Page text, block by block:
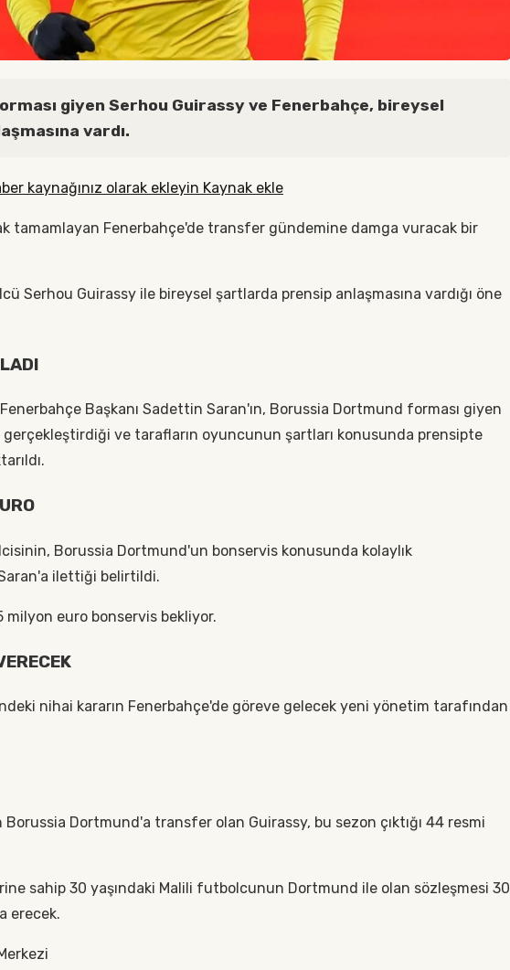
giyen Serhou Guirassy ve Fenerbahçe, bireysel
vardı.
kaynağınız olarak ekleyin Kaynak ekle
tamamlayan Fenerbahçe'de transfer gündemine damga vuracak bir
Serhou Guirassy ile bireysel şartlarda prensip anlaşmasına vardığı öne
Başkanı Sadettin Saran'ın, Borussia Dortmund forması giyen
ve tarafların oyuncunun şartları konusunda prensipte
Borussia Dortmund'un bonservis konusunda kolaylık
ilettiği belirtildi.
euro bonservis bekliyor.
nihai kararın Fenerbahçe'de göreve gelecek yeni yönetim tarafından
Dortmund'a transfer olan Guirassy, bu sezon çıktığı 44 resmi
sahip 30 yaşındaki Malili futbolcunun Dortmund ile olan sözleşmesi 30
erecek.